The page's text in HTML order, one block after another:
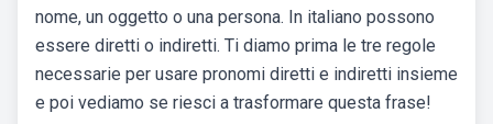
nome, un oggetto o una persona. In italiano possono
essere diretti o indiretti. Ti diamo prima le tre regole
necessarie per usare pronomi diretti e indiretti insieme
e poi vediamo se riesci a trasformare questa frase!